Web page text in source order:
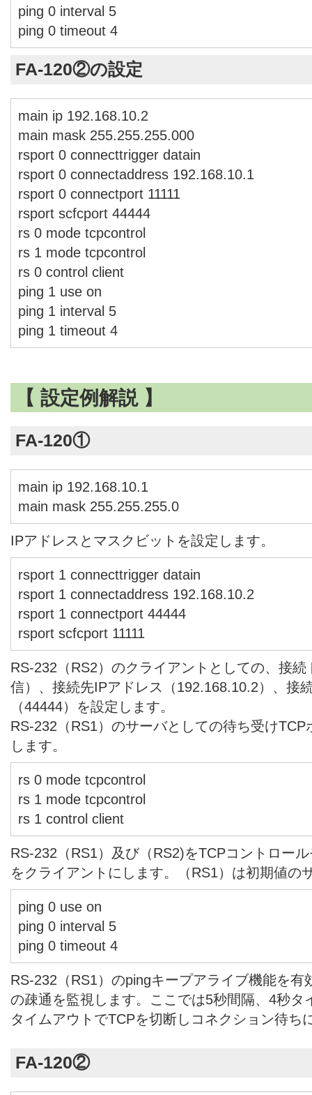
ping 0 interval 5
ping 0 timeout 4
FA-120②の設定
main ip 192.168.10.2
main mask 255.255.255.000
rsport 0 connecttrigger datain
rsport 0 connectaddress 192.168.10.1
rsport 0 connectport 11111
rsport scfcport 44444
rs 0 mode tcpcontrol
rs 1 mode tcpcontrol
rs 0 control client
ping 1 use on
ping 1 interval 5
ping 1 timeout 4
【 設定例解説 】
FA-120①
main ip 192.168.10.1
main mask 255.255.255.0
IPアドレスとマスクビットを設定します。
rsport 1 connecttrigger datain
rsport 1 connectaddress 192.168.10.2
rsport 1 connectport 44444
rsport scfcport 11111
RS-232（RS2）のクライアントとしての、接
信）、接続先IPアドレス（192.168.10.2）、接
（44444）を設定します。
RS-232（RS1）のサーバとしての待ち受け
します。
rs 0 mode tcpcontrol
rs 1 mode tcpcontrol
rs 1 control client
RS-232（RS1）及び（RS2)をTCPコントロー
をクライアントにします。（RS1）は初期値の
ping 0 use on
ping 0 interval 5
ping 0 timeout 4
RS-232（RS1）のpingキープアライブ機能を有
の疎通を監視します。ここでは5秒間隔、4秒タ
タイムアウトでTCPを切断しコネクション待ち
FA-120②